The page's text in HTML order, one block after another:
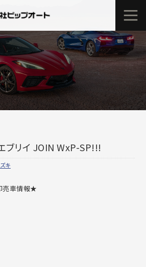
リイ JOIN WxP-SP!!!
キ
売車情報★